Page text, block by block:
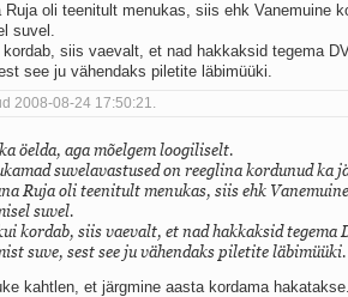
Ruja oli teenitult menukas, siis ehk Vanemuine
suvel.
siis vaevalt, et nad hakkaksid tegema
see ju vähendaks piletite läbimüüki.
2008-08-24 17:50:21.
öelda, aga mõelgem loogiliselt.
suvelavastused on reeglina kordunud ka
Ruja oli teenitult menukas, siis ehk
suvel.
kordab, siis vaevalt, et nad hakkaksid tegema
suve, sest see ju vähendaks piletite läbimüüki.
kahtlen, et järgmine aasta kordama